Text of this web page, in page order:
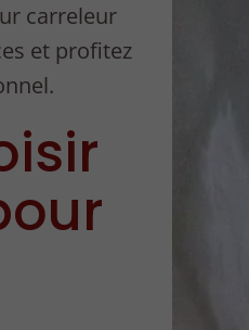
carreleur
et profitez